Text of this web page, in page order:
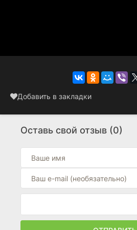
Добавить в закладки
Оставь свой отзыв (0)